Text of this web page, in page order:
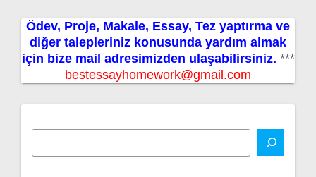
Ödev, Proje, Makale, Essay, Tez yaptırma ve
diğer talepleriniz konusunda yardım almak
için bize mail adresimizden ulaşabilirsiniz. ***
bestessayhomework@gmail.com